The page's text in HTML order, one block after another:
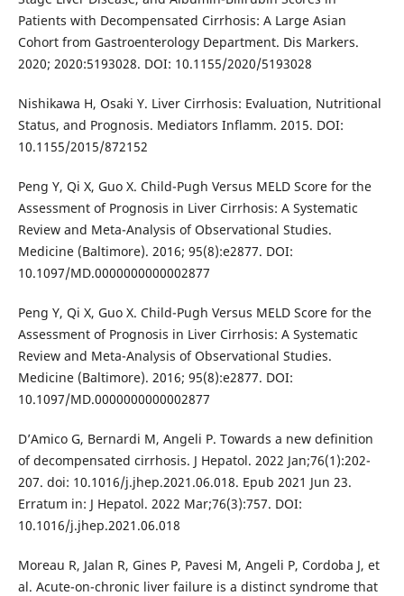
Patients with Decompensated Cirrhosis: A Large Asian
Cohort from Gastroenterology Department. Dis Markers.
2020; 2020:5193028. DOI: 10.1155/2020/5193028
Nishikawa H, Osaki Y. Liver Cirrhosis: Evaluation, Nutritional
Status, and Prognosis. Mediators Inflamm. 2015. DOI:
10.1155/2015/872152
Peng Y, Qi X, Guo X. Child-Pugh Versus MELD Score for the
Assessment of Prognosis in Liver Cirrhosis: A Systematic
Review and Meta-Analysis of Observational Studies.
Medicine (Baltimore). 2016; 95(8):e2877. DOI:
10.1097/MD.0000000000002877
Peng Y, Qi X, Guo X. Child-Pugh Versus MELD Score for the
Assessment of Prognosis in Liver Cirrhosis: A Systematic
Review and Meta-Analysis of Observational Studies.
Medicine (Baltimore). 2016; 95(8):e2877. DOI:
10.1097/MD.0000000000002877
D’Amico G, Bernardi M, Angeli P. Towards a new definition
of decompensated cirrhosis. J Hepatol. 2022 Jan;76(1):202-
207. doi: 10.1016/j.jhep.2021.06.018. Epub 2021 Jun 23.
Erratum in: J Hepatol. 2022 Mar;76(3):757. DOI:
10.1016/j.jhep.2021.06.018
Moreau R, Jalan R, Gines P, Pavesi M, Angeli P, Cordoba J, et
al. Acute-on-chronic liver failure is a distinct syndrome that